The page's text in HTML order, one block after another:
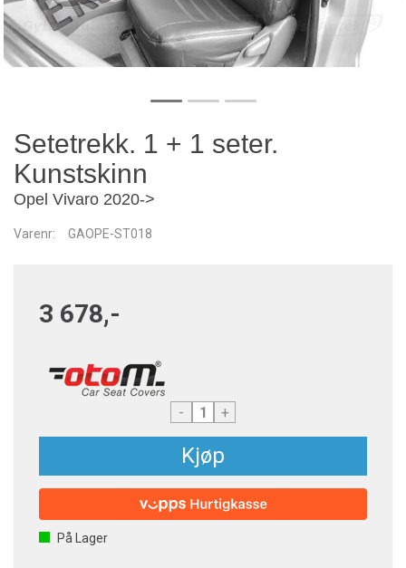
Setetrekk. 1 + 1 seter.
Kunstskinn
Opel Vivaro 2020->
Varenr: GAOPE-ST018
3 678,-
- +
Kjøp
På Lager